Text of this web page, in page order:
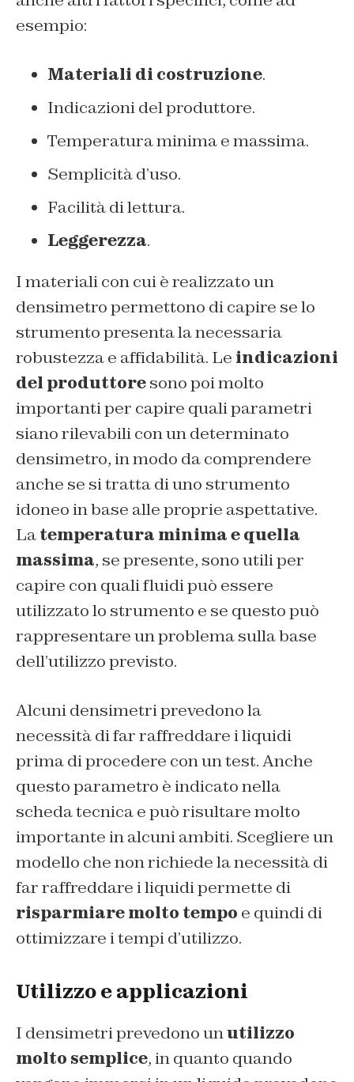
esempio:
Materiali di costruzione.
Indicazioni del produttore.
Temperatura minima e massima.
Semplicità d’uso.
Facilità di lettura.
Leggerezza.
I materiali con cui è realizzato un
densimetro permettono di capire se lo
strumento presenta la necessaria
robustezza e affidabilità. Le indicazioni
del produttoresono poi molto
importanti per capire quali parametri
siano rilevabili con un determinato
densimetro, in modo da comprendere
anche se si tratta di uno strumento
idoneo in base alle proprie aspettative.
Latemperatura minima e quella
massima, se presente, sono utili per
capire con quali fluidi può essere
utilizzato lo strumento e se questo può
rappresentare un problema sulla base
dell’utilizzo previsto.
Alcuni densimetri prevedono la
necessità di far raffreddare i liquidi
prima di procedere con un test. Anche
questo parametro è indicato nella
scheda tecnica e può risultare molto
importante in alcuni ambiti. Scegliere un
modello che non richiede la necessità di
far raffreddare i liquidi permette di
risparmiare molto tempo e quindi di
ottimizzare i tempi d’utilizzo.
Utilizzo e applicazioni
I densimetri prevedono unutilizzo
molto semplice, in quanto quando